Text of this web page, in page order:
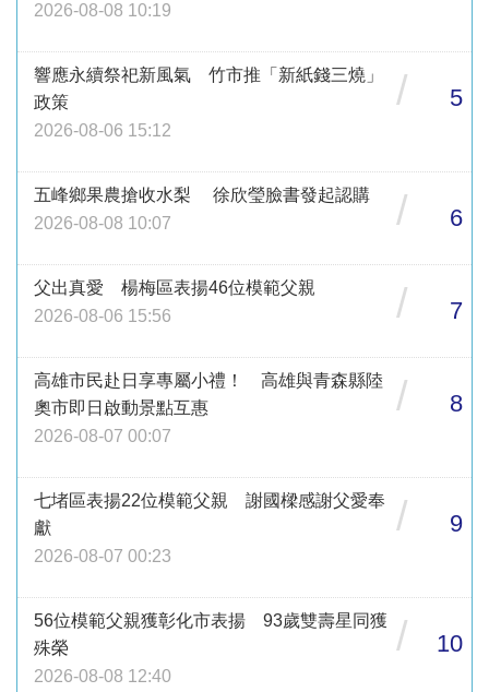
2026-08-08 10:19
響應永續祭祀新風氣 竹市推「新紙錢三燒」
政策
2026-08-06 15:12
/ 5
五峰鄉果農搶收水梨 徐欣瑩臉書發起認購
2026-08-08 10:07
/ 6
父出真愛 楊梅區表揚46位模範父親
2026-08-06 15:56
/ 7
高雄市民赴日享專屬小禮！ 高雄與青森縣陸
奧市即日啟動景點互惠
2026-08-07 00:07
/ 8
七堵區表揚22位模範父親 謝國樑感謝父愛奉
獻
2026-08-07 00:23
/ 9
56位模範父親獲彰化市表揚 93歲雙壽星同獲
殊榮
2026-08-08 12:40
/ 10